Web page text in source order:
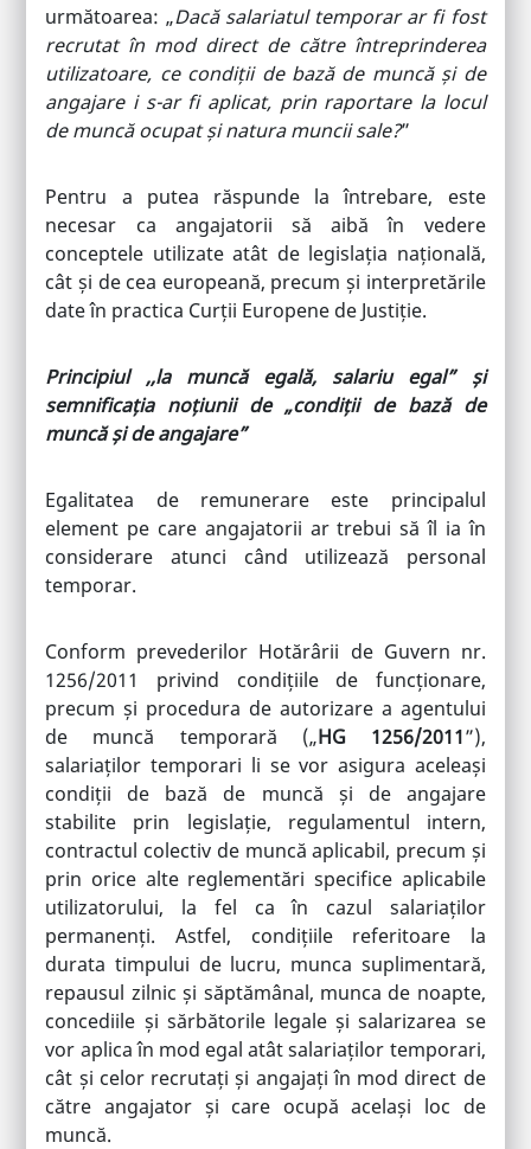
următoarea: „Dacă salariatul temporar ar fi fost
recrutat în mod direct de către întreprinderea
utilizatoare, ce condiții de bază de muncă și de
angajare i s-ar fi aplicat, prin raportare la locul
de muncă ocupat și natura muncii sale?”
Pentru a putea răspunde la întrebare, este
necesar ca angajatorii să aibă în vedere
conceptele utilizate atât de legislația națională,
cât și de cea europeană, precum și interpretările
date în practica Curții Europene de Justiție.
Principiul ,,la muncă egală, salariu egal” și
semnificația noțiunii de „condiții de bază de
muncă și de angajare”
Egalitatea de remunerare este principalul
element pe care angajatorii ar trebui să îl ia în
considerare atunci când utilizează personal
temporar.
Conform prevederilor Hotărârii de Guvern nr.
1256/2011 privind condițiile de funcționare,
precum și procedura de autorizare a agentului
de muncă temporară („HG 1256/2011”),
salariaților temporari li se vor asigura aceleași
condiții de bază de muncă și de angajare
stabilite prin legislație, regulamentul intern,
contractul colectiv de muncă aplicabil, precum și
prin orice alte reglementări specifice aplicabile
utilizatorului, la fel ca în cazul salariaților
permanenți. Astfel, condițiile referitoare la
durata timpului de lucru, munca suplimentară,
repausul zilnic și săptămânal, munca de noapte,
concediile și sărbătorile legale și salarizarea se
vor aplica în mod egal atât salariaților temporari,
cât și celor recrutați și angajați în mod direct de
către angajator și care ocupă același loc de
muncă.